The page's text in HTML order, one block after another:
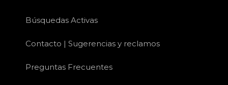
Búsquedas Activas
Contacto | Sugerencias y reclamos
Preguntas Frecuentes